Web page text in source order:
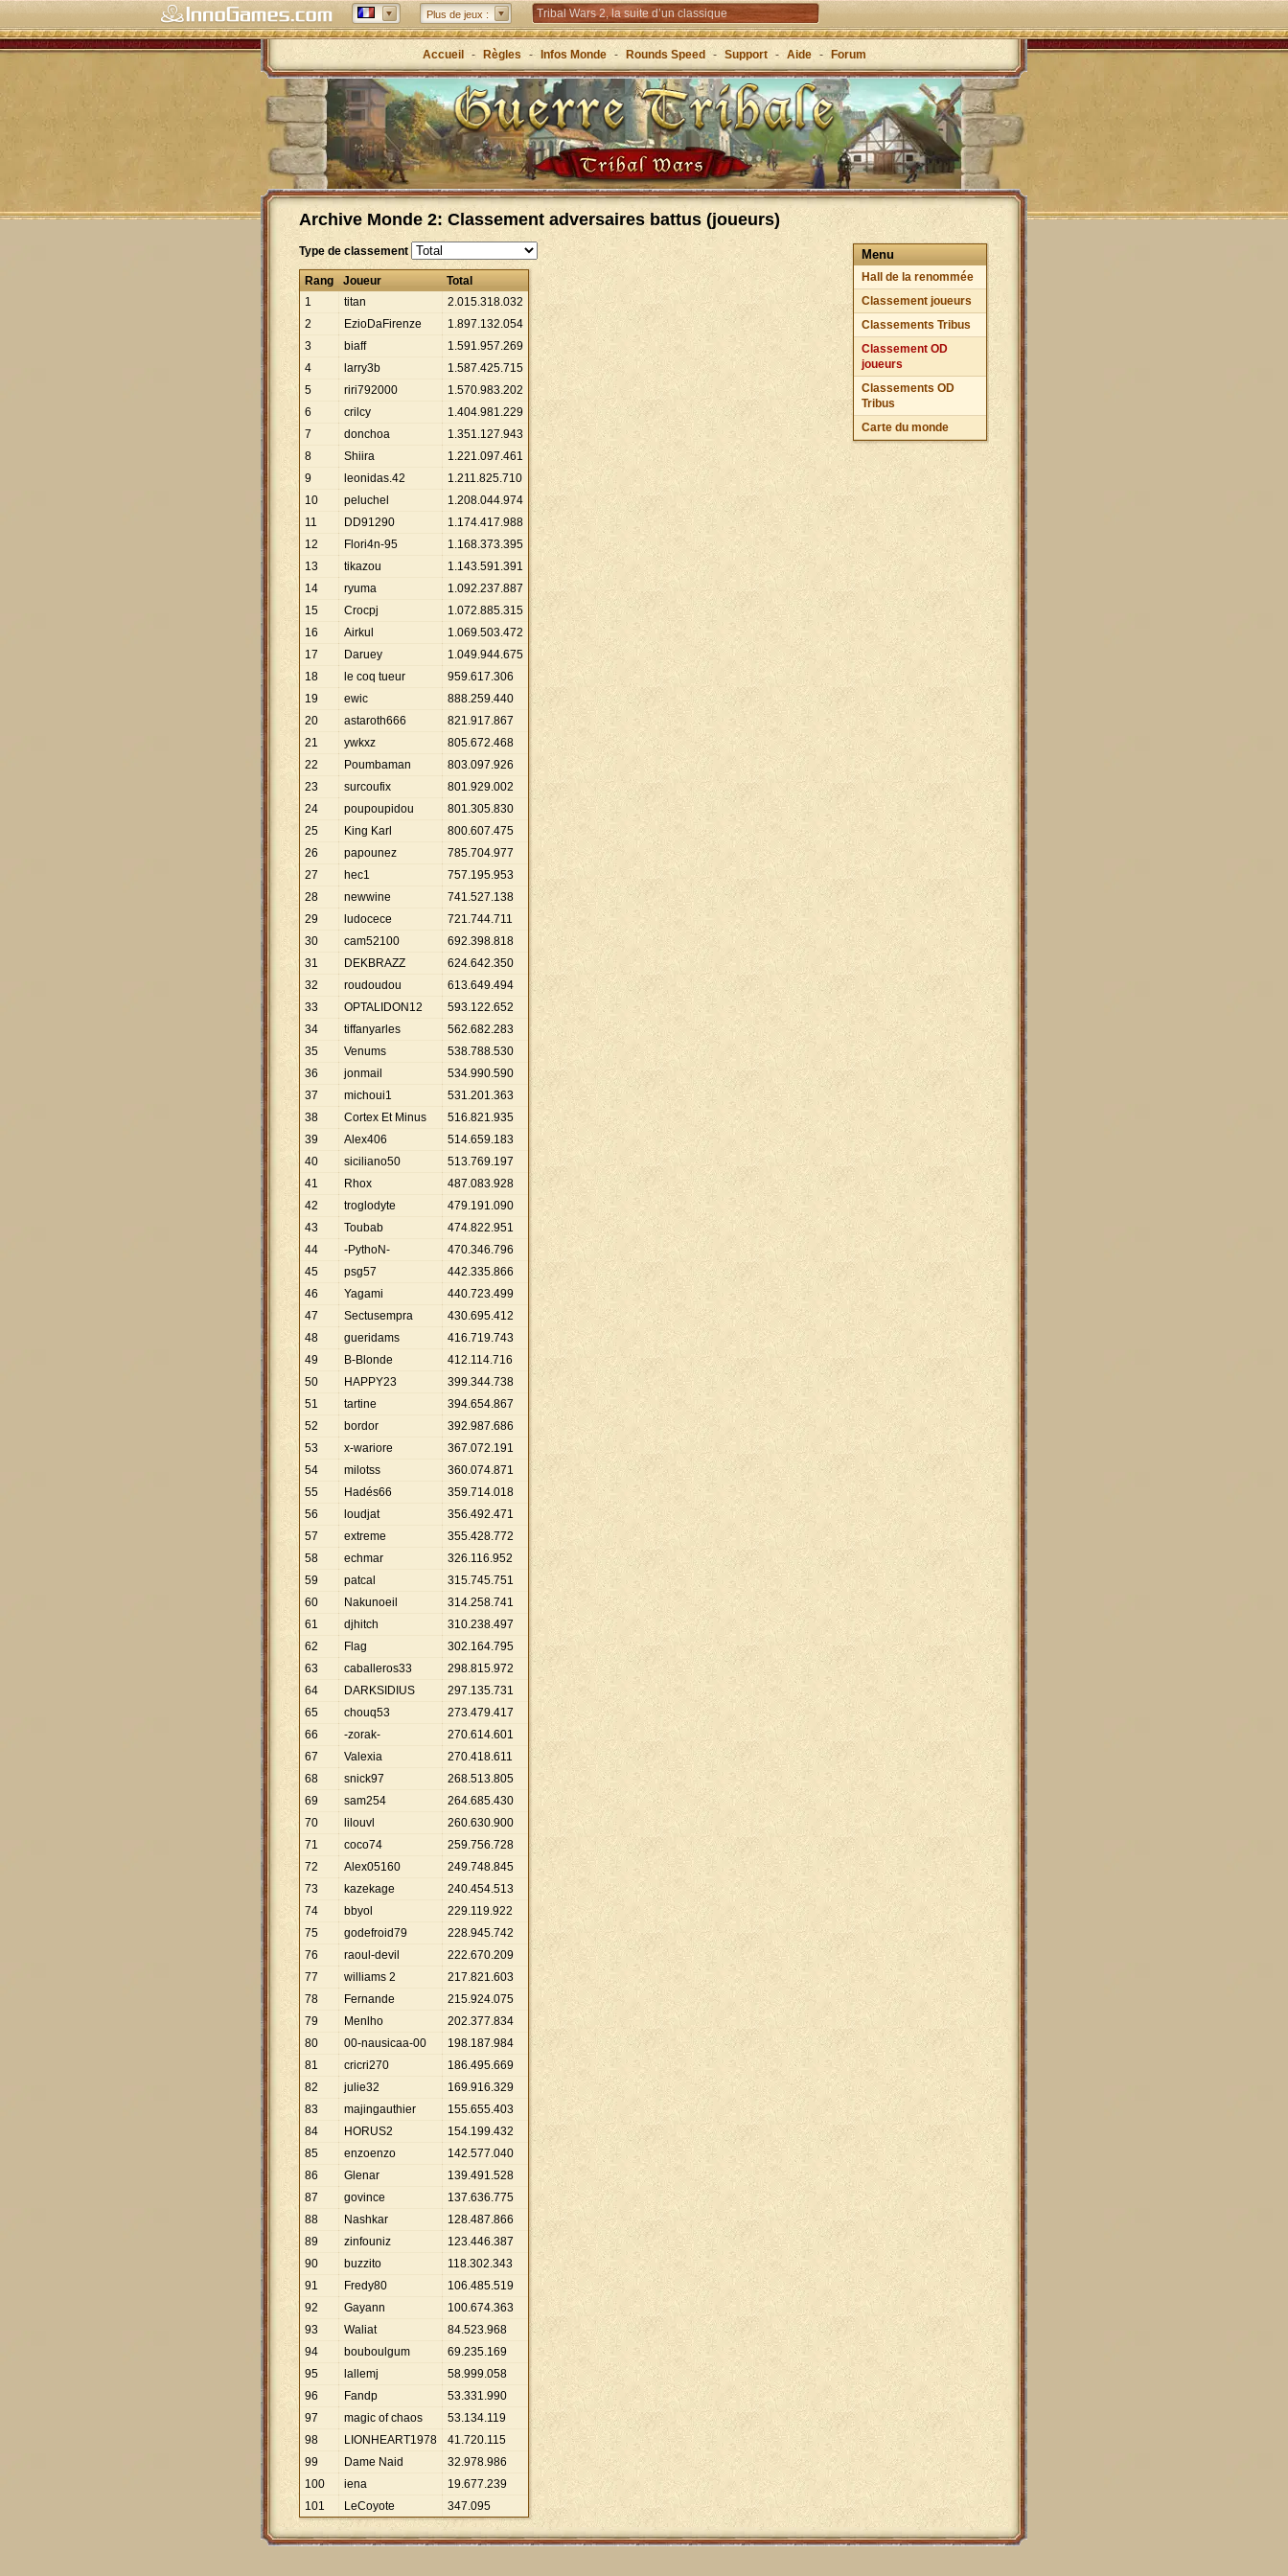
Plus de jeux : Tribal Wars 2, la suite d’un classique
Forge of Empires – Stratégie à travers les âges
Grepolis – Fondez un royaume en Grèce antique !
Accueil - Règles - Infos Monde - Rounds Speed - Support - Aide - Forum
Archive Monde 2: Classement adversaires battus (joueurs)
Menu
Hall de la renommée
Classement joueurs
Classements Tribus
Classement OD
joueurs
Classements OD
Tribus
Carte du monde
Type de classement
Rang Joueur
Total
1
titan 2.015.318.032
2
EzioDaFirenze 1.897.132.054
3
biaff 1.591.957.269
4
larry3b 1.587.425.715
5
riri792000 1.570.983.202
6
crilcy 1.404.981.229
7
donchoa 1.351.127.943
8
Shiira 1.221.097.461
9
leonidas.42 1.211.825.710
10
peluchel 1.208.044.974
11
DD91290 1.174.417.988
12
Flori4n-95 1.168.373.395
13
tikazou 1.143.591.391
14
ryuma 1.092.237.887
15
Crocpj 1.072.885.315
16
Airkul 1.069.503.472
17
Daruey 1.049.944.675
18
le coq tueur 959.617.306
19
ewic 888.259.440
20
astaroth666 821.917.867
21
ywkxz 805.672.468
22
Poumbaman 803.097.926
23
surcoufix 801.929.002
24
poupoupidou 801.305.830
25
King Karl 800.607.475
26
papounez 785.704.977
27
hec1 757.195.953
28
newwine 741.527.138
29
ludocece 721.744.711
30
cam52100 692.398.818
31
DEKBRAZZ 624.642.350
32
roudoudou 613.649.494
33
OPTALIDON12 593.122.652
34
tiffanyarles 562.682.283
35
Venums 538.788.530
36
jonmail 534.990.590
37
michoui1 531.201.363
38
Cortex Et Minus 516.821.935
39
Alex406 514.659.183
40
siciliano50 513.769.197
41
Rhox 487.083.928
42
troglodyte 479.191.090
43
Toubab 474.822.951
44
-PythoN- 470.346.796
45
psg57 442.335.866
46
Yagami 440.723.499
47
Sectusempra 430.695.412
48
gueridams 416.719.743
49
B-Blonde 412.114.716
50
HAPPY23 399.344.738
51
tartine 394.654.867
52
bordor 392.987.686
53
x-wariore 367.072.191
54
milotss 360.074.871
55
Hadés66 359.714.018
56
loudjat 356.492.471
57
extreme 355.428.772
58
echmar 326.116.952
59
patcal 315.745.751
60
Nakunoeil 314.258.741
61
djhitch 310.238.497
62
Flag 302.164.795
63
caballeros33 298.815.972
64
DARKSIDIUS 297.135.731
65
chouq53 273.479.417
66
-zorak- 270.614.601
67
Valexia 270.418.611
68
snick97 268.513.805
69
sam254 264.685.430
70
lilouvl 260.630.900
71
coco74 259.756.728
72
Alex05160 249.748.845
73
kazekage 240.454.513
74
bbyol 229.119.922
75
godefroid79 228.945.742
76
raoul-devil 222.670.209
77
williams 2 217.821.603
78
Fernande 215.924.075
79
Menlho 202.377.834
80
00-nausicaa-00 198.187.984
81
cricri270 186.495.669
82
julie32 169.916.329
83
majingauthier 155.655.403
84
HORUS2 154.199.432
85
enzoenzo 142.577.040
86
Glenar 139.491.528
87
govince 137.636.775
88
Nashkar 128.487.866
89
zinfouniz 123.446.387
90
buzzito 118.302.343
91
Fredy80 106.485.519
92
Gayann 100.674.363
93
Waliat 84.523.968
94
bouboulgum 69.235.169
95
lallemj 58.999.058
96
Fandp 53.331.990
97
magic of chaos 53.134.119
98
LIONHEART1978 41.720.115
99
Dame Naid 32.978.986
100
iena 19.677.239
101
LeCoyote 347.095